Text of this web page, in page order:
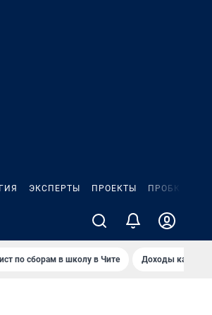
ЭКСПЕРТЫ ПРОЕКТЫ ПРОБКИ
по сборам в школу в Чите Доходы